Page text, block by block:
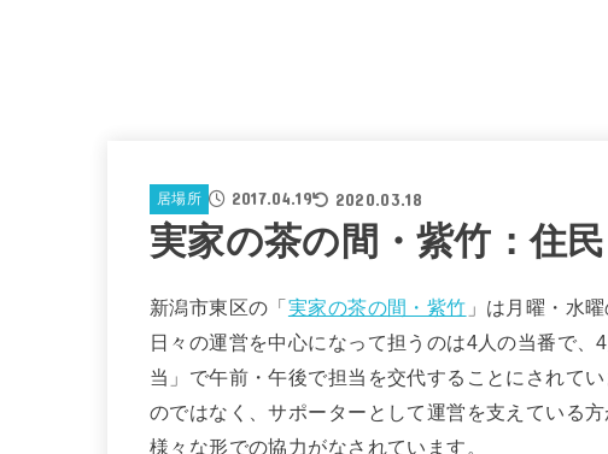
居場所 2017.04.19 2020.03.18
実家の茶の間・紫竹：住
新潟市東区の「実家の茶の間・紫竹 」は月曜・水
日々の運営を中心になって担うのは4人の当番で
当」で午前・午後で担当を交代することにされて
のではなく、サポーターとして運営を支えている
様々な形での協力がなされています。